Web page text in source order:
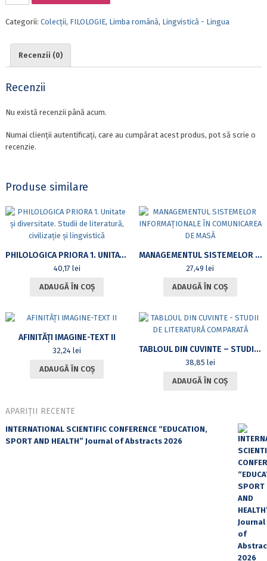
LIMBII
DICȚIONAR
CUVINTE
ATESTATE
Categorii: Colecții, FILOLOGIE, Limba română, Lingvistică - Lingua
Recenzii (0)
Recenzii
Nu există recenzii până acum.
Numai clienții autentificați, care au cumpărat acest produs, pot să scrie o
recenzie.
Produse similare
PHILOLOGICA PRIORA 1. UNITATE ȘI DIVERSITATE. STUDII DE LITERATURĂ, CIVILIZAȚIE ȘI LINGVISTICĂ
40,17 lei
ADAUGĂ ÎN COȘ
MANAGEMENTUL SISTEMELOR INFORMAȚIONALE ÎN COMUNICAREA DE MASĂ
27,49lei
ADAUGĂ ÎN COȘ
AFINITĂȚI IMAGINE-TEXT II
32,24lei
ADAUGĂ ÎN COȘ
TABLOUL DIN CUVINTE – STUDII DE LITERATURĂ COMPARATĂ
38,85 lei
ADAUGĂ ÎN COȘ
APARIȚII RECENTE
INTERNATIONAL SCIENTIFIC CONFERENCE “EDUCATION,
SPORT AND HEALTH” Journal of Abstracts 2026